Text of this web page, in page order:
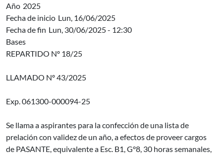
Año 2025
Fecha de inicio Lun, 16/06/2025
Fecha de fin Lun, 30/06/2025 - 12:30
Bases
REPARTIDO Nº 18/25
LLAMADO Nº 43/2025
Exp. 061300-000094-25
Se llama a aspirantes para la confección de una lista de
prelación con validez de un año, a efectos de proveer cargos
de PASANTE, equivalente a Esc. B1, G°8, 30 horas semanales,